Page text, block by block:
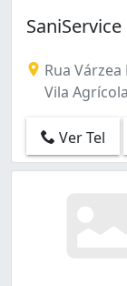
Rua
Vila
Ver Tel